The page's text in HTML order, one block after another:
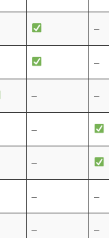
–
–
– –
–
–
– –
– –